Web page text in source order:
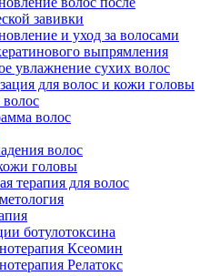
завивки
и уход за волосами
выпрямления
увлажнение сухих волос
для волос и кожи головы
волос
волос
головы
терапия для волос
ботулотоксина
Ксеомин
Релатокс